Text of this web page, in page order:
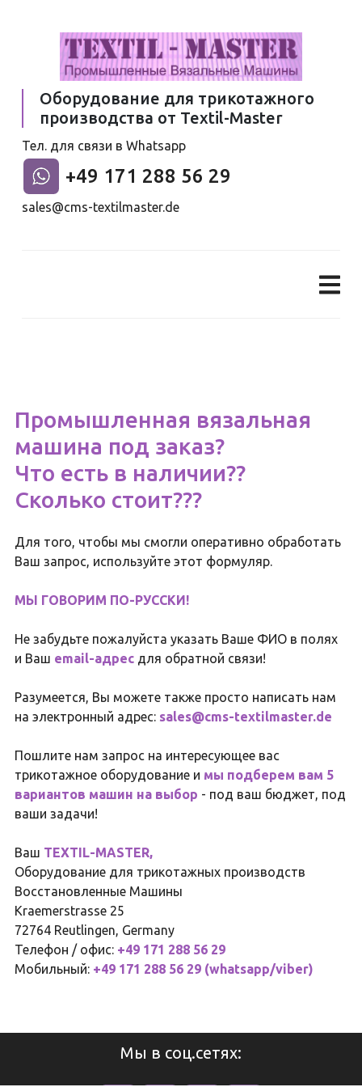
Оборудование для трикотажного
производства от Textil-Master
Тел. для связи в Whatsapp
+49 171 288 56 29
sales@cms-textilmaster.de
Промышленная вязальная
машина под заказ?
Что есть в наличии??
Сколько стоит???
Для того, чтобы мы смогли оперативно обработать
Ваш запрос, используйте этот формуляр.
МЫ ГОВОРИМ ПО-РУССКИ!
Не забудьте пожалуйста указать Ваше ФИО в полях
и Ваш email-адресдля обратной связи!
Разумеется, Вы можете также просто написать нам
на электронный адрес: sales@cms-textilmaster.de
Пошлите нам запрос на интересующее вас
трикотажное оборудование и мы подберем вам 5
вариантов машин на выбор - под ваш бюджет, под
ваши задачи!
Ваш TEXTIL-MASTER,
Оборудование для трикотажных производств
Восстановленные Машины
Kraemerstrasse 25
72764 Reutlingen, Germany
Телефон / офис: +49 171 288 56 29
Мобильный: +49 171 288 56 29 (whatsapp/viber)
Мы в соц.сетях: